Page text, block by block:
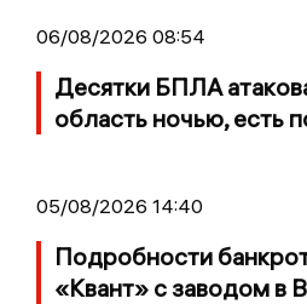
06/08/2026 08:54
Десятки БПЛА
область ночью, есть
05/08/2026 14:40
Подробности
«Квант» с заводом в